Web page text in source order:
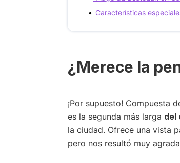
Características
¿Merece la
¡Por supuesto! Compuesta
es la segunda más larga del
la ciudad. Ofrece una vista
pero nos resultó muy